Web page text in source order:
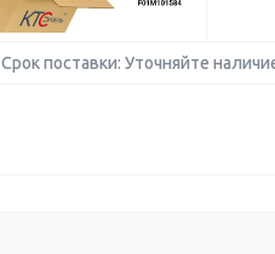
Срок поставки: Уточняйте